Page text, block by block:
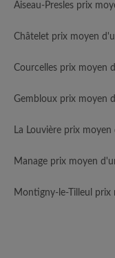
Aiseau-Presles prix
Châtelet prix moyen
Courcelles prix moyen
Gembloux prix moyen
La Louvière prix
Manage prix moyen
Montigny-le-Tilleul